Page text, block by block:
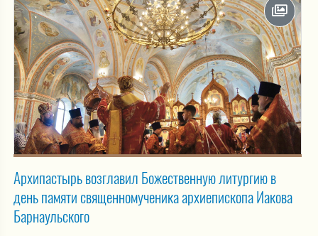
Архипастырь возглавил Божественную литургию в
день памяти священномученика архиепископа Иакова
Барнаульского